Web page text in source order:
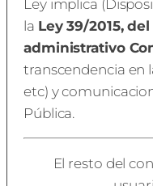
Ley implica
la Ley 39/2015,
administrativo
transcendencia en
etc) y
Pública.
El resto del